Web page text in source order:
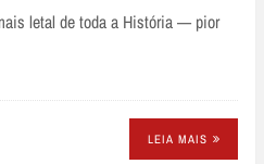
letal de toda a História — pior
LEIA MAIS